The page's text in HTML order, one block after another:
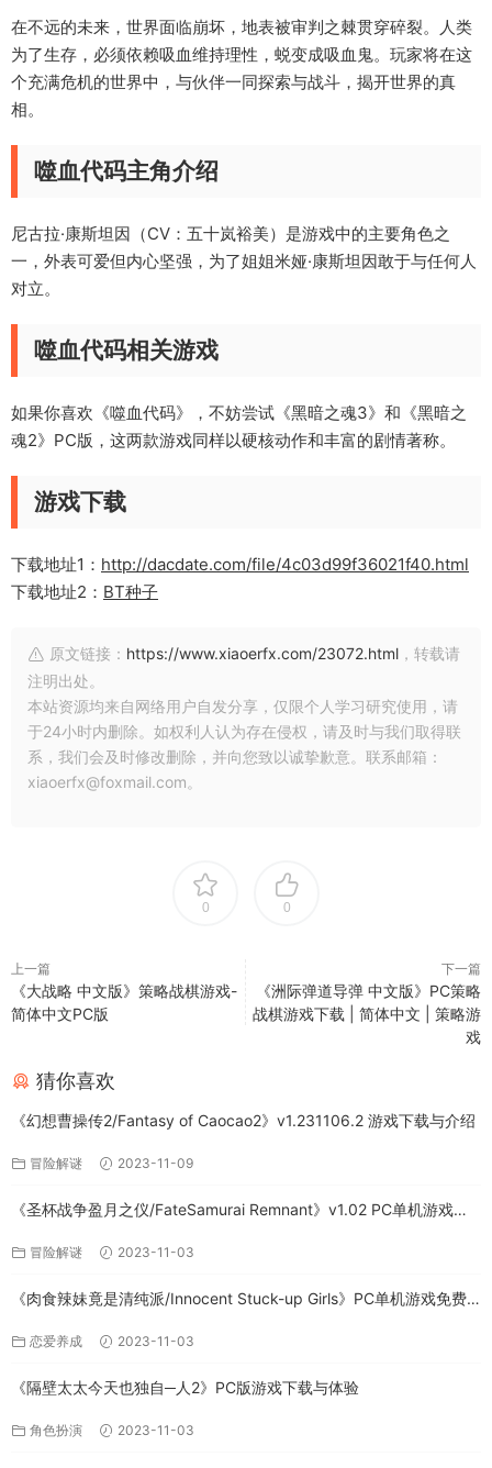
在不远的未来，世界面临崩坏，地表被审判之棘贯穿碎裂。人类
为了生存，必须依赖吸血维持理性，蜕变成吸血鬼。玩家将在这
个充满危机的世界中，与伙伴一同探索与战斗，揭开世界的真
相。
噬血代码主角介绍
尼古拉·康斯坦因（CV：五十岚裕美）是游戏中的主要角色之
一，外表可爱但内心坚强，为了姐姐米娅·康斯坦因敢于与任何人
对立。
噬血代码相关游戏
如果你喜欢《噬血代码》，不妨尝试《黑暗之魂3》和《黑暗之
魂2》PC版，这两款游戏同样以硬核动作和丰富的剧情著称。
游戏下载
下载地址1： http://dacdate.com/file/4c03d99f36021f40.html
下载地址2： BT种子
原文链接： https://www.xiaoerfx.com/23072.html ，转载请
注明出处。
本站资源均来自网络用户自发分享，仅限个人学习研究使用，请
于24小时内删除。如权利人认为存在侵权，请及时与我们取得联
系，我们会及时修改删除，并向您致以诚挚歉意。联系邮箱：
xiaoerfx@foxmail.com。
0 0
上一篇
《大战略 中文版》策略战棋游戏-
简体中文PC版
下一篇
《洲际弹道导弹 中文版》PC策略
战棋游戏下载 | 简体中文 | 策略游
戏
猜你喜欢
《幻想曹操传2/Fantasy of Caocao2》v1.231106.2 游戏下载与介绍
冒险解谜 2023-11-09
《圣杯战争盈月之仪/FateSamurai Remnant》v1.02 PC单机游戏下
冒险解谜 2023-11-03
《肉食辣妹竟是清纯派/Innocent Stuck-up Girls》PC单机游戏免费
恋爱养成 2023-11-03
《隔壁太太今天也独自─人2》PC版游戏下载与体验
角色扮演 2023-11-03